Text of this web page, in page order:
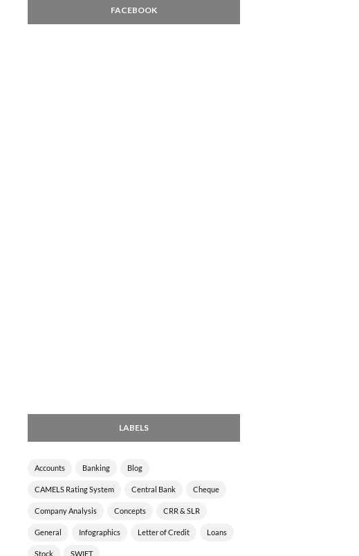
FACEBOOK
LABELS
Accounts Banking Blog
CAMELS Rating System Central Bank Cheque
Company Analysis Concepts CRR & SLR
General Infographics Letter of Credit Loans
Stock SWIFT